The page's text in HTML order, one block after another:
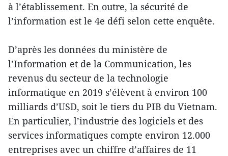
à l’établissement. En outre, la sécurité de
l’information est le 4e défi selon cette enquête.
D’après les données du ministère de
l’Information et de la Communication, les
revenus du secteur de la technologie
informatique en 2019 s’élèvent à environ 100
milliards d’USD, soit le tiers du PIB du Vietnam.
En particulier, l’industrie des logiciels et des
services informatiques compte environ 12.000
entreprises avec un chiffre d’affaires de 11